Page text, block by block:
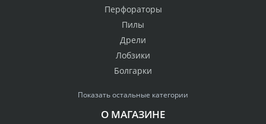
Перфораторы
Пилы
Дрели
Лобзики
Болгарки
Показать остальные категории
О МАГАЗИНЕ